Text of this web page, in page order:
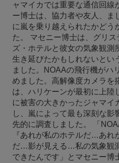
ャマイカでは重要な通信回線
ー博士は、協力者や友人、ま
に嵐を乗り越えられたかどう
た。 マセニー博士は、グリ
ズ・ホテルと彼女の気象観測
生き延びたかもしれないとい
ました。NOAAの飛行機がハ
めました。高解像度カメラを
は、ハリケーンが最初に上陸
に被害の大きかったジャマイ
し、嵐によって最も深刻な影
先的に調査しました。 「
『あれが私のホテルだ…あれ
だ…影が見える…私の気象観
できたんです」とマセニー博